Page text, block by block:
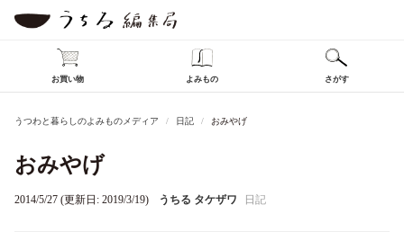
お買い物 よみもの さがす
うつわと暮らしのよみものメディア 日記 おみやげ
おみやげ
2014/5/27 (更新日: 2019/3/19) うちる タケザワ 日記